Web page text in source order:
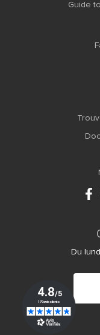
Guide
Du